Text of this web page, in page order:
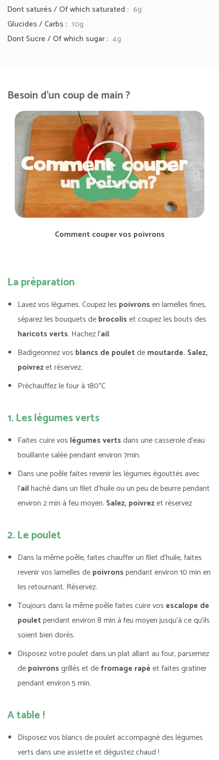
Dont saturés / Of which saturated : 6g
Glucides / Carbs : 10g
Dont Sucre / Of which sugar : 4g
Besoin d'un coup de main ?
Comment couper vos poivrons
La préparation
Lavez vos légumes. Coupez les poivronsen lamelles fines,
séparez les bouquets debrocoliset coupez les bouts des
haricots verts. Hachez l’ail.
Badigeonnez vos blancs de pouletdemoutarde. Salez,
poivrezet réservez.
Préchauffez le four à 180°C
1. Les légumes verts
Faites cuire vos légumes vertsdans une casserole d’eau
bouillante salée pendant environ 7min.
Dans une poêle faites revenir les légumes égouttés avec
l’ailhaché dans un filet d’huile ou un peu de beurre pendant
environ 2 min à feu moyen. Salez, poivrezet réservez
2. Le poulet
Dans la même poêle, faites chauffer un filet d’huile, faites
revenir vos lamelles depoivronspendant environ 10 min en
les retournant. Réservez.
Toujours dans la même poêle faites cuire vos escalope de
pouletpendant environ 8 min à feu moyen jusqu’à ce qu’ils
soient bien dorés.
Disposez votre poulet dans un plat allant au four, parsemez
depoivronsgrillés et defromage rapéet faites gratiner
pendant environ 5 min.
A table !
Disposez vos blancs de poulet accompagné des légumes
verts dans une assiette et dégustez chaud !